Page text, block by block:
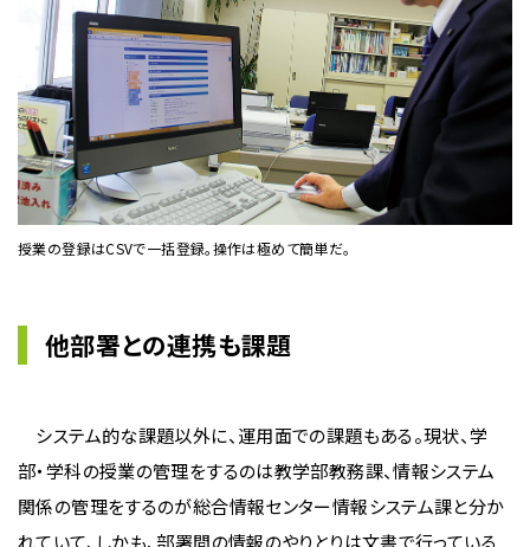
授業の登録はCSVで一括登録。操作は極めて簡単だ。
他部署との連携も課題
システム的な課題以外に、運用面での課題もある。現状、学
部・学科の授業の管理をするのは教学部教務課、情報システム
関係の管理をするのが総合情報センター情報システム課と分か
れていて、しかも、部署間の情報のやりとりは文書で行っている